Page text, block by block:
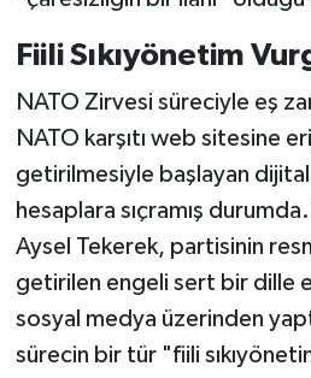
Fiili Sıkıyönetim
NATO Zirvesi süreciyle eş
NATO karşıtı web sitesine
getirilmesiyle başlayan dijital
hesaplara sıçramış
Aysel Tekerek, partisinin
getirilen engeli sert bir dille
sosyal medya üzerinden
sürecin bir tür "fiili